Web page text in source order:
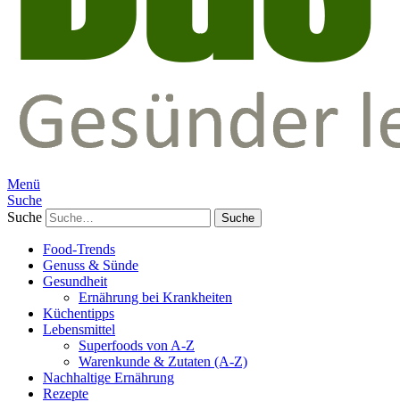
Menü
Suche
Suche
Food-Trends
Genuss & Sünde
Gesundheit
Ernährung bei Krankheiten
Küchentipps
Lebensmittel
Superfoods von A-Z
Warenkunde & Zutaten (A-Z)
Nachhaltige Ernährung
Rezepte